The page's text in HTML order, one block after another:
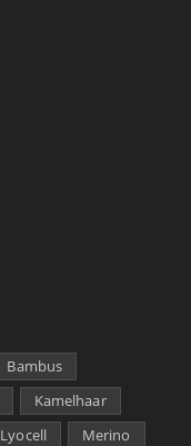
Bambus
Kamelhaar
Lyocell
Merino